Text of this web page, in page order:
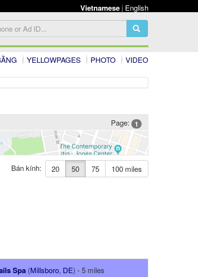
Vietnamese English
YELLOWPAGES PHOTO VIDEO
Page: 1
20 50 75 100 miles
Bán kính:
Spa (Millsboro, DE) - 5 miles